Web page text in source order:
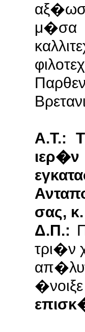
μ�σα
Α.Τ.:
σας,
Δ.Π.:
τρι�ν